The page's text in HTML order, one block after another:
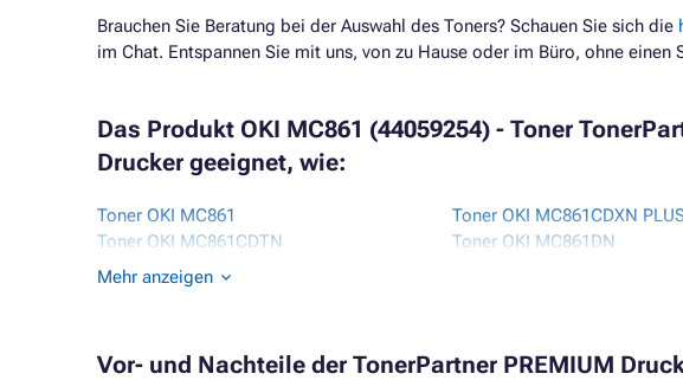
Brauchen Sie Beratung bei der Auswahl des Toners? Schauen Sie sich die
im Chat. Entspannen Sie mit uns, von zu Hause oder im Büro, ohne einen
Das Produkt OKI MC861 (44059254) - Toner
Drucker geeignet, wie:
Toner OKI MC861
Toner OKI MC861CDTN
Toner OKI MC861CDTN PLUS
Toner OKI MC861CDXN
Toner OKI MC861CDXN
Toner OKI MC861DN
Mehr anzeigen
Vor- und Nachteile der TonerPartner PREMIUM